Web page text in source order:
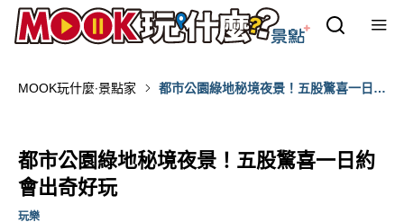
MOOK玩什麼‧景點家
都市公園綠地秘境夜景！五股驚喜一日約
都市公園綠地秘境夜景！五股驚喜一日約
會出奇好玩
玩樂